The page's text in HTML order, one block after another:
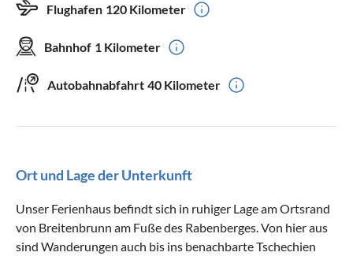
Flughafen 120 Kilometer
Bahnhof 1 Kilometer
Autobahnabfahrt 40 Kilometer
Ort und Lage der Unterkunft
Unser Ferienhaus befindt sich in ruhiger Lage am Ortsrand
von Breitenbrunn am Fuße des Rabenberges. Von hier aus
sind Wanderungen auch bis ins benachbarte Tschechien